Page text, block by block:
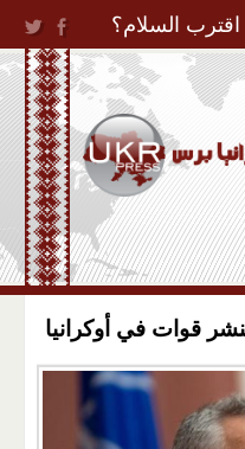
Jump
اقترب السلام؟
قوات في أوكرانيا